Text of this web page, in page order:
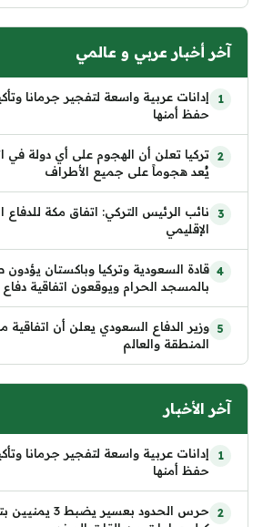
آخر أخبار عربي و عالمي
إدانات عربية واسعة لتفجير جرمانا
حفظ أمنها
تركيا تعلن أن الهجوم على أي دولة في
يُعد هجوماً على جميع الأطراف
نائب الرئيس التركي: اتفاق مكة
الإقليمي
قادة السعودية وتركيا وباكستان يؤدون
بالمسجد الحرام ويوقعون اتفاقية
وزير الدفاع السعودي يعلن أن اتفاقية
المنطقة والعالم
آخر الأخبار
إدانات عربية واسعة لتفجير جرمانا
حفظ أمنها